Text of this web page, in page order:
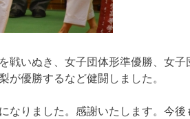
戦いぬき、女子団体形準優勝、女子
優勝するなど健闘しました。
なりました。感謝いたします。今後